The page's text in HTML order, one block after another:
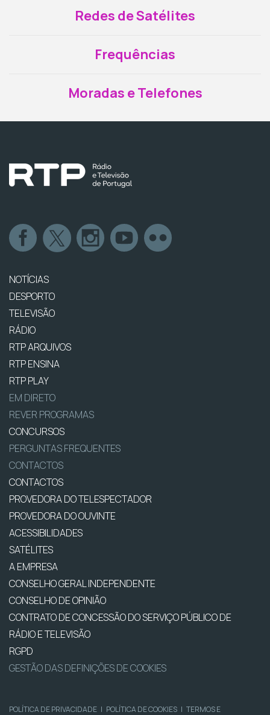
Redes de Satélites
Frequências
Moradas e Telefones
NOTÍCIAS
DESPORTO
TELEVISÃO
RÁDIO
RTP ARQUIVOS
RTP ENSINA
RTP PLAY
EM DIRETO
REVER PROGRAMAS
CONCURSOS
PERGUNTAS FREQUENTES
CONTACTOS
CONTACTOS
PROVEDORA DO TELESPECTADOR
PROVEDORA DO OUVINTE
ACESSIBILIDADES
SATÉLITES
A EMPRESA
CONSELHO GERAL INDEPENDENTE
CONSELHO DE OPINIÃO
CONTRATO DE CONCESSÃO DO SERVIÇO PÚBLICO DE
RÁDIO E TELEVISÃO
RGPD
GESTÃO DAS DEFINIÇÕES DE COOKIES
POLÍTICA DE PRIVACIDADE | POLÍTICA DE COOKIES | TERMOS E